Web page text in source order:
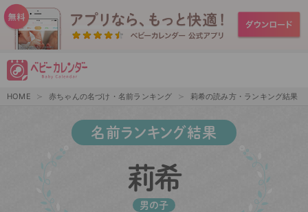
HOME 赤ちゃんの名づけ・名前ランキング 莉希の読み方・ランキング結果
名前ランキング結果
莉希
男の子